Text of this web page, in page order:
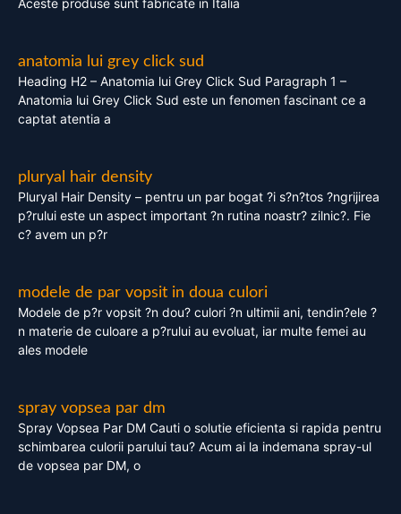
Aceste produse sunt fabricate in Italia
anatomia lui grey click sud
Heading H2 – Anatomia lui Grey Click Sud Paragraph 1 –
Anatomia lui Grey Click Sud este un fenomen fascinant ce a
captat atentia a
pluryal hair density
Pluryal Hair Density – pentru un par bogat ?i s?n?tos ?ngrijirea
p?rului este un aspect important ?n rutina noastr? zilnic?. Fie
c? avem un p?r
modele de par vopsit in doua culori
Modele de p?r vopsit ?n dou? culori ?n ultimii ani, tendin?ele ?
n materie de culoare a p?rului au evoluat, iar multe femei au
ales modele
spray vopsea par dm
Spray Vopsea Par DM Cauti o solutie eficienta si rapida pentru
schimbarea culorii parului tau? Acum ai la indemana spray-ul
de vopsea par DM, o